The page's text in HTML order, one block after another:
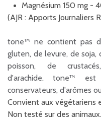
Magnésium 150 mg -
(AJR : Apports Journaliers
tone™ ne contient pas
gluten, de levure, de soja,
poisson, de
d'arachide.tone™ est
conservateurs, d'arômes
Convient aux végétariens
Non testé sur des animaux.